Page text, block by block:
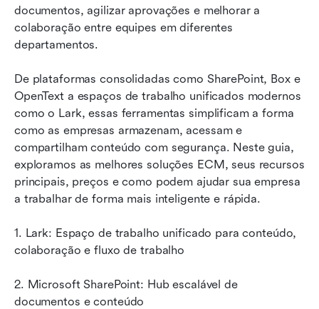
documentos, agilizar aprovações e melhorar a
colaboração entre equipes em diferentes
departamentos.
De plataformas consolidadas como SharePoint, Box e
OpenText a espaços de trabalho unificados modernos
como o Lark, essas ferramentas simplificam a forma
como as empresas armazenam, acessam e
compartilham conteúdo com segurança. Neste guia,
exploramos as melhores soluções ECM, seus recursos
principais, preços e como podem ajudar sua empresa
a trabalhar de forma mais inteligente e rápida.
1. Lark: Espaço de trabalho unificado para conteúdo,
colaboração e fluxo de trabalho
2. Microsoft SharePoint: Hub escalável de
documentos e conteúdo
conteúdo Enterprise adequado
Por que os sistemas ECM são importantes para
Conclusão
Perguntas frequentes
Leitura relacionada